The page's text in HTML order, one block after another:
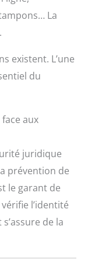
La
existent. L’une
du
aux
juridique
prévention de
le garant de
l’identité
de la